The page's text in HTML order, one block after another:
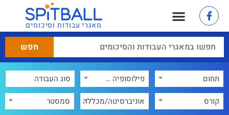
מאגרי עבודות וסיכומים
תחום
פילוסופיה של הנפש
קורס
אוניברסיטה/מכללה סמסטר